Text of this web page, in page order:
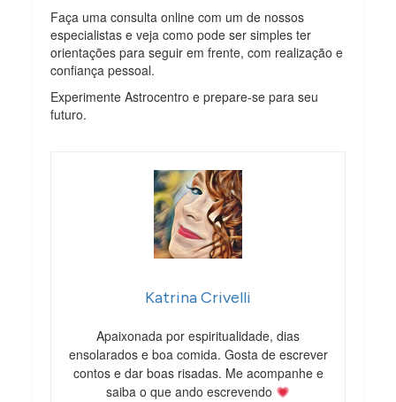
Faça uma consulta online com um de nossos
especialistas e veja como pode ser simples ter
orientações para seguir em frente, com realização e
confiança pessoal.
Experimente Astrocentro e prepare-se para seu
futuro.
Katrina Crivelli
Apaixonada por espiritualidade, dias
ensolarados e boa comida. Gosta de escrever
contos e dar boas risadas. Me acompanhe e
saiba o que ando escrevendo